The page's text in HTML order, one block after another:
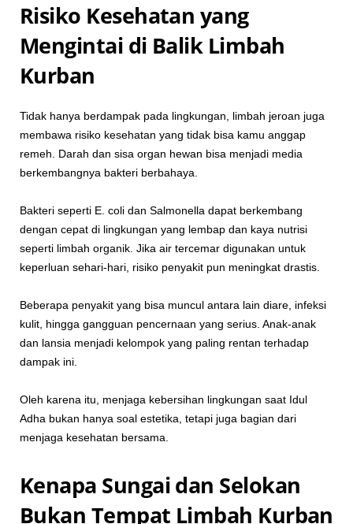
Risiko Kesehatan yang
Mengintai di Balik Limbah
Kurban
Tidak hanya berdampak pada lingkungan, limbah jeroan juga
membawa risiko kesehatan yang tidak bisa kamu anggap
remeh. Darah dan sisa organ hewan bisa menjadi media
berkembangnya bakteri berbahaya.
Bakteri seperti E. coli dan Salmonella dapat berkembang
dengan cepat di lingkungan yang lembap dan kaya nutrisi
seperti limbah organik. Jika air tercemar digunakan untuk
keperluan sehari-hari, risiko penyakit pun meningkat drastis.
Beberapa penyakit yang bisa muncul antara lain diare, infeksi
kulit, hingga gangguan pencernaan yang serius. Anak-anak
dan lansia menjadi kelompok yang paling rentan terhadap
dampak ini.
Oleh karena itu, menjaga kebersihan lingkungan saat Idul
Adha bukan hanya soal estetika, tetapi juga bagian dari
menjaga kesehatan bersama.
Kenapa Sungai dan Selokan
Bukan Tempat Limbah Kurban